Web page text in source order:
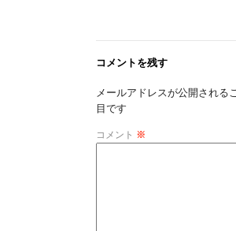
コメントを残す
メールアドレスが公開される
目です
コメント ※